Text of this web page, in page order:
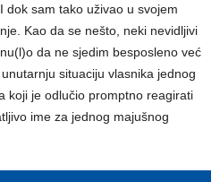
dok sam tako uživao u svojem
Kao da se nešto, neki nevidljivi
da ne sjedim besposleno već
situaciju vlasnika jednog
koji je odlučio promptno reagirati
ime za jednog majušnog